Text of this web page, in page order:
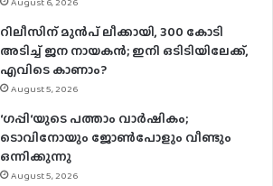
റിലീസിന് മുൻപ് ലീക്കായി, 300 കോടി
അടിച്ച് ജന നായകൻ; ഇനി ഒടിടിയിലേക്ക്,
എവിടെ കാണാം?
August 5, 2026
‘ഗപ്പി‘യുടെ പത്താം വാർഷികം;
ടൊവിനോയും ജോൺപോളും വീണ്ടും
ഒന്നിക്കുന്നു
August 5, 2026